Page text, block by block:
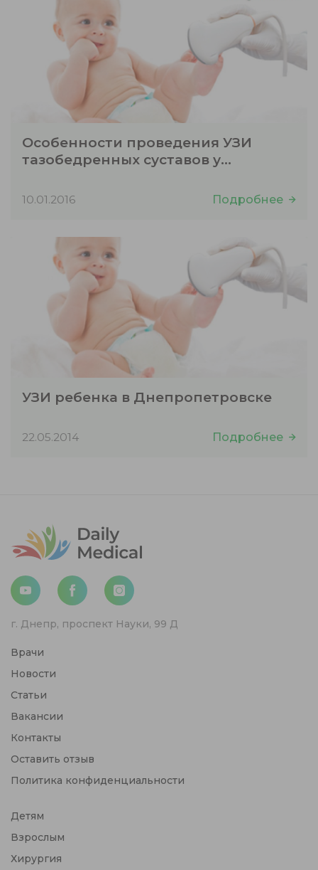
Особенности проведения УЗИ
тазобедренных суставов у
ультразвуковой диагностики
10.01.2016 Подробнее
УЗИ ребенка в Днепропетровске
22.05.2014 Подробнее
г. Днепр, проспект Науки, 99 Д
Врачи
Новости
Статьи
Вакансии
Контакты
Оставить отзыв
Политика конфиденциальности
Детям
Взрослым
Хирургия